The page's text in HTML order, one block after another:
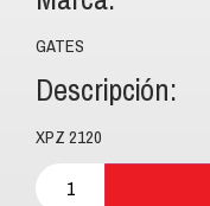
GATES
Descripción:
XPZ 2120